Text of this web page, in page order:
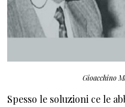
Gioacchino
Spesso le soluzioni ce le